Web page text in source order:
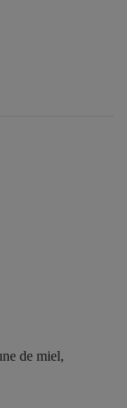
lui et pour elle,
comprend une
sq. ft. équipée
et d’un bar
le summum du
de miel,